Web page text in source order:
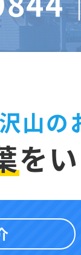
沢山の
を